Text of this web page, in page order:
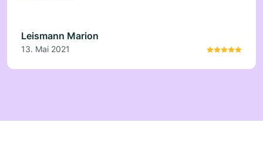
Leismann Marion
13. Mai 2021